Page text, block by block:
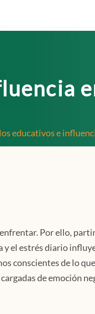
educativos e
Por ello,
el estrés diario
conscientes de lo
de emoción